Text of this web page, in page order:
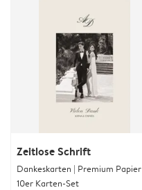
Zeitlose Schrift
Dankeskarten | Premium Papier
10er Karten-Set